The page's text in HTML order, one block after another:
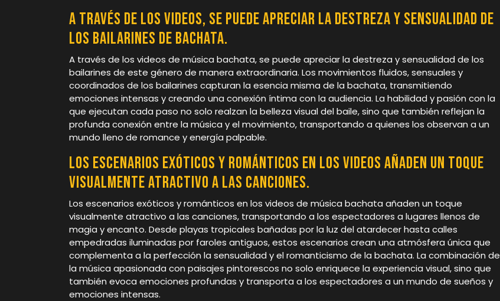
A través de los videos, se puede apreciar la destreza y sensualidad de
los bailarines de bachata.
A través de los videos de música bachata, se puede apreciar la destreza y sensualidad de los
bailarines de este género de manera extraordinaria. Los movimientos fluidos, sensuales y
coordinados de los bailarines capturan la esencia misma de la bachata, transmitiendo
emociones intensas y creando una conexión íntima con la audiencia. La habilidad y pasión con la
que ejecutan cada paso no solo realzan la belleza visual del baile, sino que también reflejan la
profunda conexión entre la música y el movimiento, transportando a quienes los observan a un
mundo lleno de romance y energía palpable.
Los escenarios exóticos y románticos en los videos añaden un toque
visualmente atractivo a las canciones.
Los escenarios exóticos y románticos en los videos de música bachata añaden un toque
visualmente atractivo a las canciones, transportando a los espectadores a lugares llenos de
magia y encanto. Desde playas tropicales bañadas por la luz del atardecer hasta calles
empedradas iluminadas por faroles antiguos, estos escenarios crean una atmósfera única que
complementa a la perfección la sensualidad y el romanticismo de la bachata. La combinación de
la música apasionada con paisajes pintorescos no solo enriquece la experiencia visual, sino que
también evoca emociones profundas y transporta a los espectadores a un mundo de sueños y
emociones intensas.